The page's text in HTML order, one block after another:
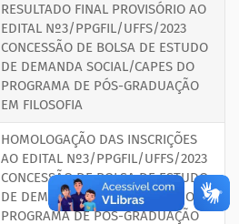
RESULTADO FINAL PROVISÓRIO AO
EDITAL Nº3/PPGFIL/UFFS/2023
CONCESSÃO DE BOLSA DE ESTUDO
DE DEMANDA SOCIAL/CAPES DO
PROGRAMA DE PÓS-GRADUAÇÃO
EM FILOSOFIA
HOMOLOGAÇÃO DAS INSCRIÇÕES
AO EDITAL Nº3/PPGFIL/UFFS/2023
CONCESSÃO DE BOLSA DE ESTUDO
DE DEMANDA SOCIAL/CAPES DO
PROGRAMA DE PÓS-GRADUAÇÃO